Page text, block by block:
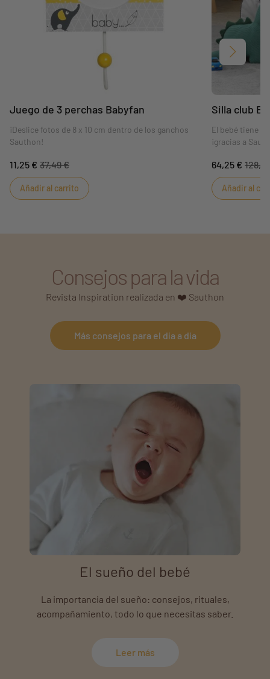
Juego de 3 perchas Babyfan
¡Deslice fotos de 8 x 10 cm dentro de los ganchos
Sauthon!
11,25 € 37,49 €
Añadir al carrito
Silla club
El bebé tiene
¡gracias a
64,25 €
Añadir al
Consejos para la vida
Revista Inspiration realizada en ❤️ Sauthon
Más consejos para el día a día
El sueño del bebé
La importancia del sueño: consejos, rituales,
acompañamiento, todo lo que necesitas saber.
Leer más